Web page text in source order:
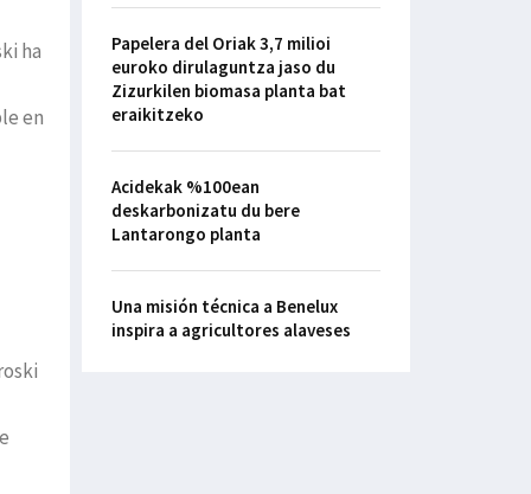
ha
en
Papelera del Oriak 3,7 milioi
euroko dirulaguntza jaso du
Zizurkilen biomasa planta bat
eraikitzeko
Acidekak %100ean
deskarbonizatu du bere
Lantarongo planta
Una misión técnica a Benelux
inspira a agricultores alaveses